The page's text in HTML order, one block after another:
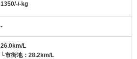
1350/-/-kg
-
26.0km/L
└市街地：28.2km/L